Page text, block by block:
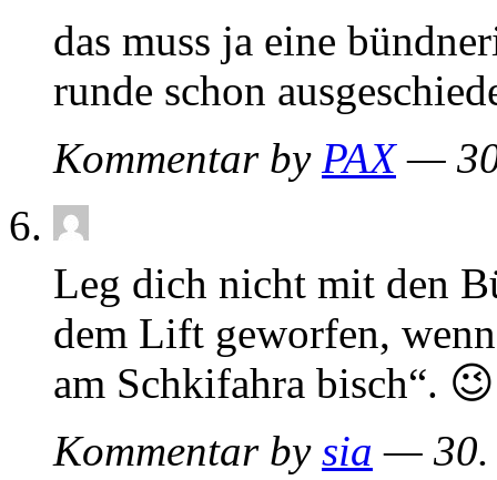
das muss ja eine
runde schon
Kommentar by PAX—
Leg dich nicht mit den
dem Lift geworfen,
am Schkifahra bisch“. 😉
Kommentar by sia — 30.